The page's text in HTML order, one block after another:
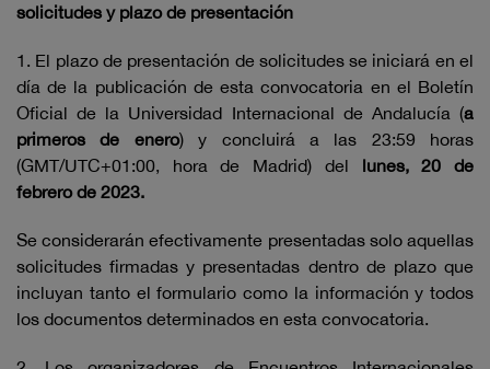
solicitudes y plazo de presentación
1. El plazo de presentación de solicitudes se iniciará en el
día de la publicación de esta convocatoria en el Boletín
Oficial de la Universidad Internacional de Andalucía (a
primeros de enero) y concluirá a las 23:59 horas
(GMT/UTC+01:00, hora de Madrid) del lunes, 20 de
febrero de 2023.
Se considerarán efectivamente presentadas solo aquellas
solicitudes firmadas y presentadas dentro de plazo que
incluyan tanto el formulario como la información y todos
los documentos determinados en esta convocatoria.